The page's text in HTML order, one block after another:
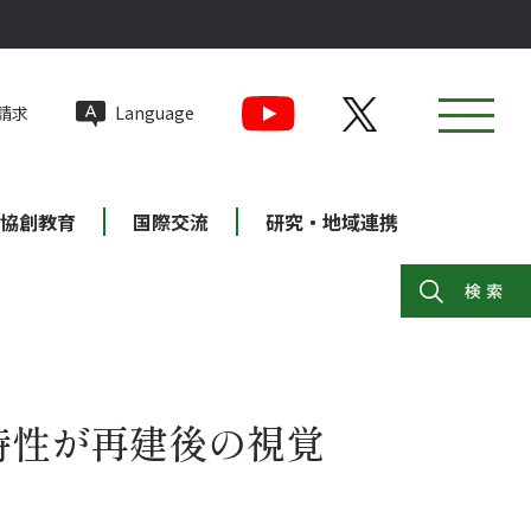
求 Language
創教育 国際交流 研究・地域連携
が再建後の視覚